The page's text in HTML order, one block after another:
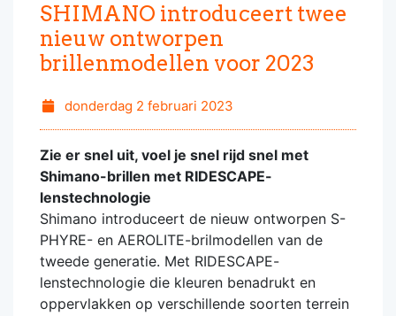
SHIMANO introduceert twee
nieuw ontworpen
brillenmodellen voor 2023
donderdag 2 februari 2023
Zie er snel uit, voel je snel rijd snel met
Shimano-brillen met RIDESCAPE-
lenstechnologie
Shimano introduceert de nieuw ontworpen S-
PHYRE- en AEROLITE-brilmodellen van de
tweede generatie. Met RIDESCAPE-
lenstechnologie die kleuren benadrukt en
oppervlakken op verschillende soorten terrein